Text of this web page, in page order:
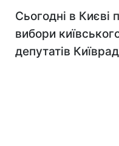
Сьогодні в Києві
вибори
депутатів